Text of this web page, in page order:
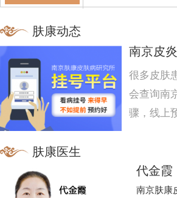
肤康动态
南京皮
很多皮肤
会查询南
骤，线上
代金霞
南京肤康
肤康医生